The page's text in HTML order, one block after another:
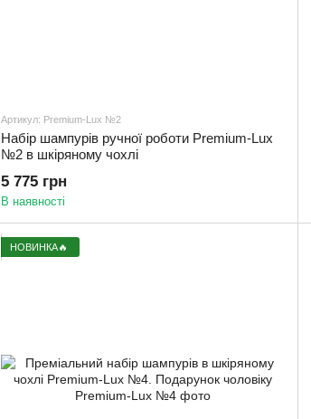
Артикул: Premium-Lux №2
Набір шампурів ручної роботи Premium-Lux
№2 в шкіряному чохлі
5 775 грн
В наявності
НОВИНКА🔥